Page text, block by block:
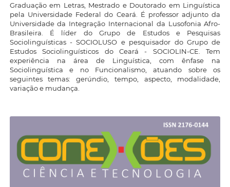
Graduação em Letras, Mestrado e Doutorado em Linguística
pela Universidade Federal do Ceará. É professor adjunto da
Universidade da Integração Internacional da Lusofonia Afro-
Brasileira. É líder do Grupo de Estudos e Pesquisas
Sociolinguísticas - SOCIOLUSO e pesquisador do Grupo de
Estudos Sociolinguísticos do Ceará - SOCIOLIN-CE. Tem
experiência na área de Linguística, com ênfase na
Sociolinguística e no Funcionalismo, atuando sobre os
seguintes temas: gerúndio, tempo, aspecto, modalidade,
variação e mudança.